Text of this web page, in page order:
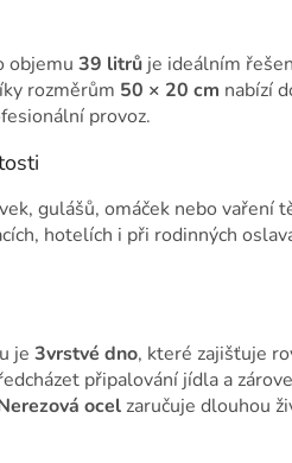
objemu 39 litrů je ideálním
rozměrům 50 × 20 cm nabízí
provoz.
gulášů, omáček nebo vaření
hotelích i při rodinných
je 3vrstvé dno, které zajišťuje
připalování jídla a
ocel zaručuje dlouhou